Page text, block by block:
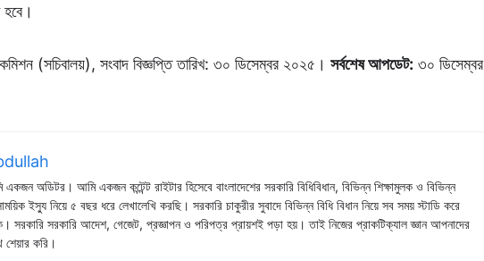
হবে।
কমিশন (সচিবালয়), সংবাদ বিজ্ঞপ্তি তারিখ: ৩০ ডিসেম্বর ২০২৫। সর্বশেষ আপডেট: ৩০ ডিসেম্বর
অডিটর। আমি একজন কন্টেন্ট রাইটার হিসেবে বাংলাদেশের সরকারি বিধিবিধান, বিভিন্ন শিক্ষামুলক ও বিভিন্ন
ইস্যু নিয়ে ৫ বছর ধরে লেখালেখি করছি। সরকারি চাকুরীর সুবাদে বিভিন্ন বিধি বিধান নিয়ে সব সময় স্টাডি করে
সরকারি সরকারি আদেশ, গেজেট, প্রজ্ঞাপন ও পরিপত্র প্রায়শই পড়া হয়। তাই নিজের প্রাকটিক্যাল জ্ঞান আপনাদের
শেয়ার করি।